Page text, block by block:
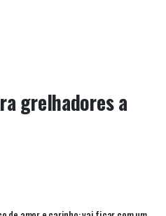
grelhadores a